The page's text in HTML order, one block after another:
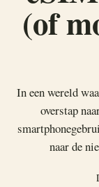
(of
In een wereld
overstap
naar de